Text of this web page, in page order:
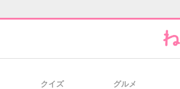
クイズ グルメ